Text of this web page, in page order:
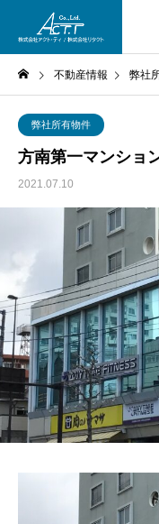
不動産情報 弊社
弊社所有物件
方南第一マンショ
2021.07.10